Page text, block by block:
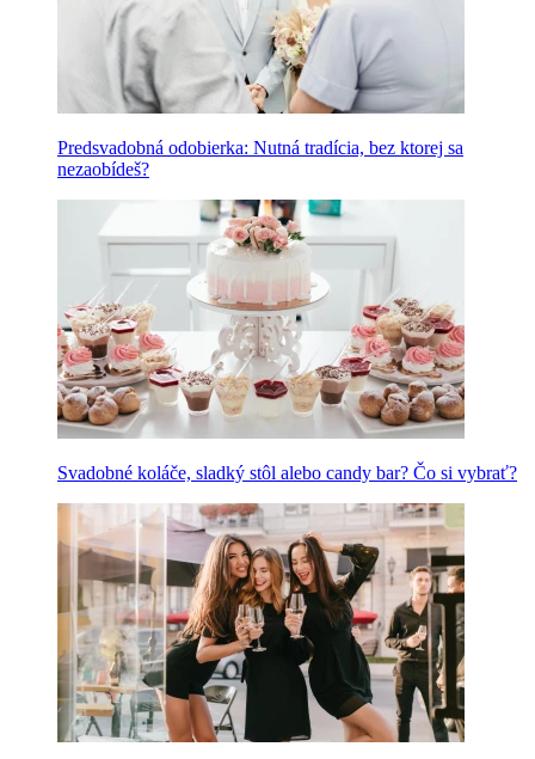
Predsvadobná odobierka: Nutná tradícia, bez ktorej sa
nezaobídeš?
Svadobné koláče, sladký stôl alebo candy bar? Čo si vybrať?